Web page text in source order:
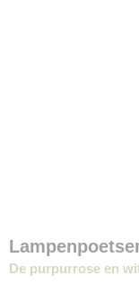
De purpurrose en